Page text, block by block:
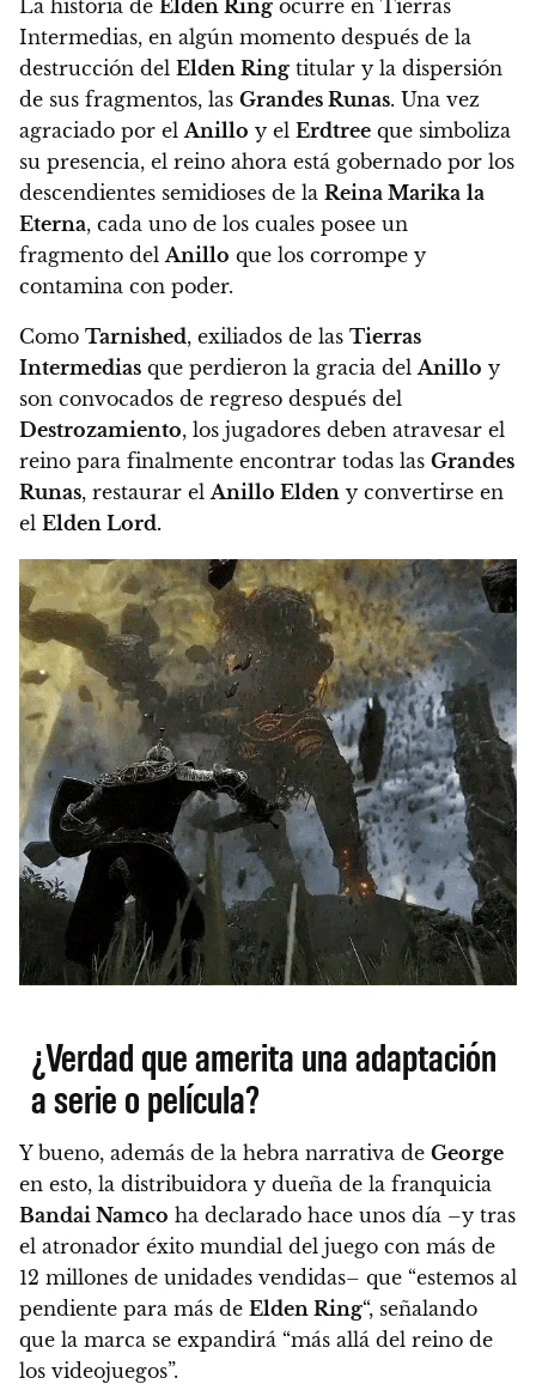
La historia de Elden Ring ocurre en Tierras
Intermedias, en algún momento después de la
destrucción del Elden Ring titular y la dispersión
de sus fragmentos, las Grandes Runas. Una vez
agraciado por elAnillo y el Erdtree que simboliza
su presencia, el reino ahora está gobernado por los
descendientes semidioses de la Reina Marika la
Eterna, cada uno de los cuales posee un
fragmento delAnillo que los corrompe y
contamina con poder.
Como Tarnished, exiliados de las Tierras
Intermedias que perdieron la gracia delAnillo y
son convocados de regreso después del
Destrozamiento, los jugadores deben atravesar el
reino para finalmente encontrar todas las Grandes
Runas, restaurar elAnillo Elden y convertirse en
el Elden Lord.
¿Verdad que amerita una adaptación
a serie o película?
Y bueno, además de la hebra narrativa de George
en esto, la distribuidora y dueña de la franquicia
Bandai Namco ha declarado hace unos día –y tras
el atronador éxito mundial del juego con más de
12 millones de unidades vendidas– que “estemos al
pendiente para más de Elden Ring“, señalando
que la marca se expandirá “más allá del reino de
los videojuegos”.